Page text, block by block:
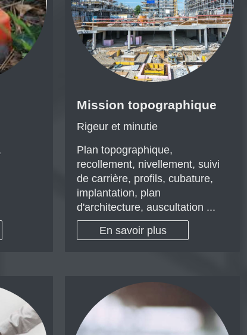
Mission topographique
Rigeur et minutie
Plan topographique,
recollement, nivellement, suivi
de carrière, profils, cubature,
implantation, plan
d'architecture, auscultation ...
En savoir plus